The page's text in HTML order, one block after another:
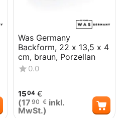
Was Germany
Backform, 22 x 13,5 x 4
cm, braun, Porzellan
0.0
1504 €
(17 90 € inkl.
MwSt.)